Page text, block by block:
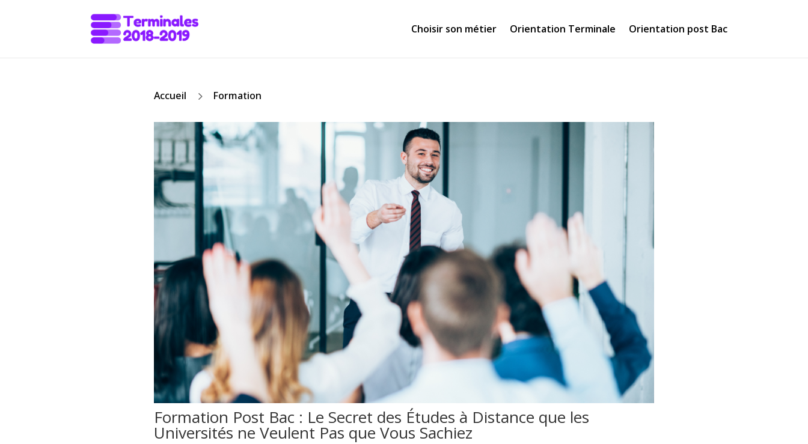
Choisir son métier Orientation Terminale Orientation post Bac
Accueil 5 Formation
Formation Post Bac : Le Secret des Études à Distance que les
Universités ne Veulent Pas que Vous Sachiez